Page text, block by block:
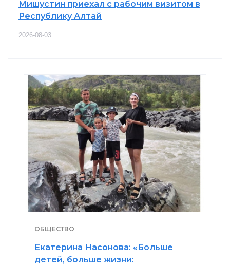
Мишустин приехал с рабочим визитом в
Республику Алтай
2026-08-03
ОБЩЕСТВО
Екатерина Насонова: «Больше
детей, больше жизни: